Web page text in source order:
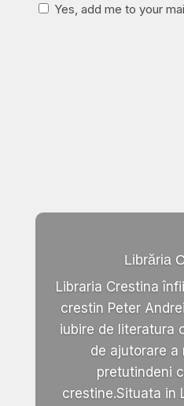
Yes, add me to your
Librăria
Libraria Crestina
crestin Peter
iubire de literatura
de ajutorare a
pretutindeni
crestine.Situata in